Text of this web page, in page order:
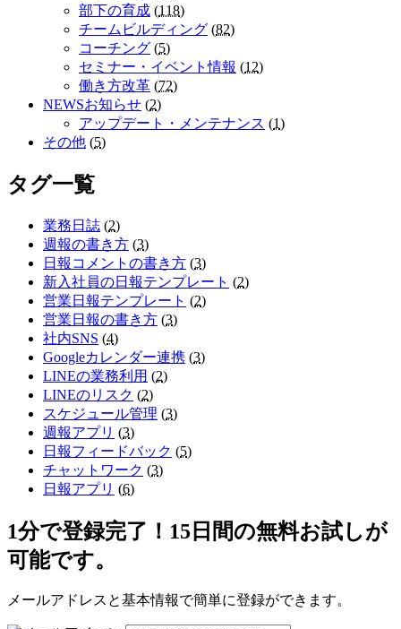
部下の育成 (118)
チームビルディング (82)
コーチング (5)
セミナー・イベント情報 (12)
働き方改革 (72)
NEWSお知らせ (2)
アップデート・メンテナンス (1)
その他 (5)
タグ一覧
業務日誌 (2)
週報の書き方 (3)
日報コメントの書き方 (3)
新入社員の日報テンプレート (2)
営業日報テンプレート (2)
営業日報の書き方 (3)
社内SNS (4)
Googleカレンダー連携 (3)
LINEの業務利用 (2)
LINEのリスク (2)
スケジュール管理 (3)
週報アプリ (3)
日報フィードバック (5)
チャットワーク (3)
日報アプリ (6)
1分で登録完了！15日間の無料お試しが
可能です。
メールアドレスと基本情報で簡単に登録ができます。